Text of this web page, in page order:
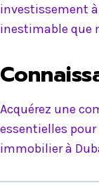
investissement
inestimable que
Acquérez une
essentielles
immobilier à